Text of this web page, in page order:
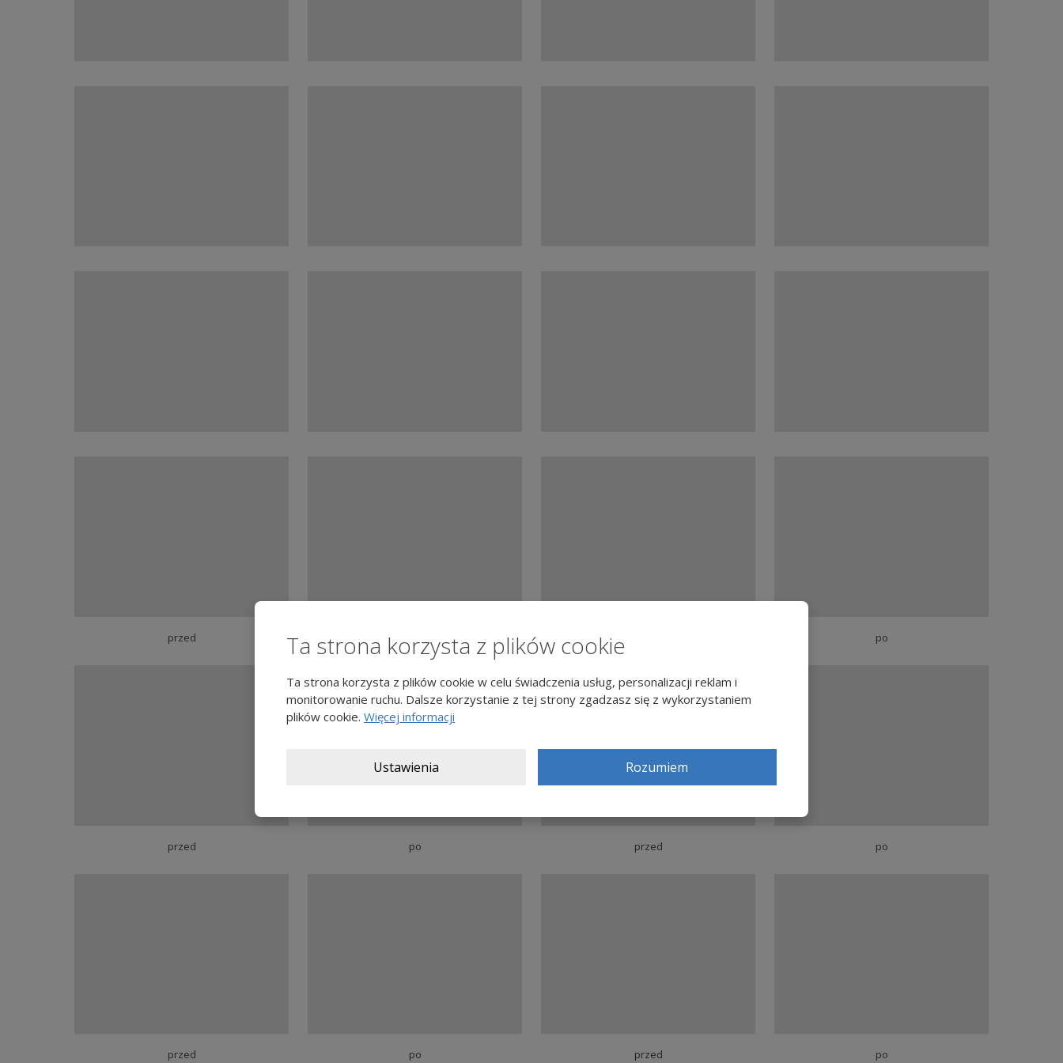
przed po
przed po przed po
przed po przed po
Ta strona korzysta z plików cookie
Ta strona korzysta z plików cookie w celu świadczenia usług, personalizacji reklam i
monitorowanie ruchu. Dalsze korzystanie z tej strony zgadzasz się z wykorzystaniem
plików cookie. Więcej informacji
Ustawienia Rozumiem